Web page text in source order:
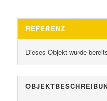
REFERENZ
Dieses Objekt wurde